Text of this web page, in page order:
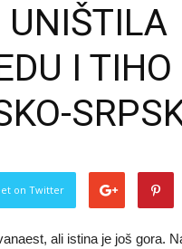
UNIŠTILA
I
on Twitter
ali istina je još gora.